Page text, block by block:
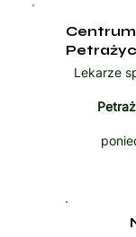
Lekarze